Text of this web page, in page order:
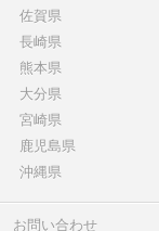
佐賀県
長崎県
熊本県
大分県
宮崎県
鹿児島県
沖縄県
お問い合わせ